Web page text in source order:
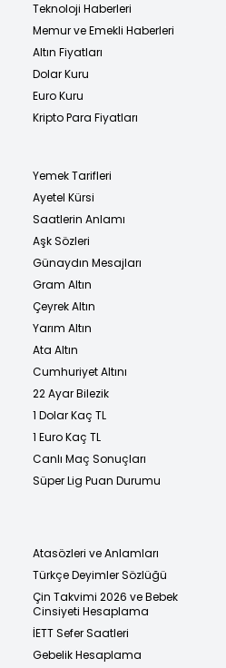
Teknoloji Haberleri
Memur ve Emekli Haberleri
Altın Fiyatları
Dolar Kuru
Euro Kuru
Kripto Para Fiyatları
Yemek Tarifleri
Ayetel Kürsi
Saatlerin Anlamı
Aşk Sözleri
Günaydın Mesajları
Gram Altın
Çeyrek Altın
Yarım Altın
Ata Altın
Cumhuriyet Altını
22 Ayar Bilezik
1 Dolar Kaç TL
1 Euro Kaç TL
Canlı Maç Sonuçları
Süper Lig Puan Durumu
Atasözleri ve Anlamları
Türkçe Deyimler Sözlüğü
Çin Takvimi 2026 ve Bebek
Cinsiyeti Hesaplama
İETT Sefer Saatleri
Gebelik Hesaplama